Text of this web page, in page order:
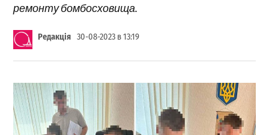
ремонту бомбосховища.
Редакція 30-08-2023 в 13:19